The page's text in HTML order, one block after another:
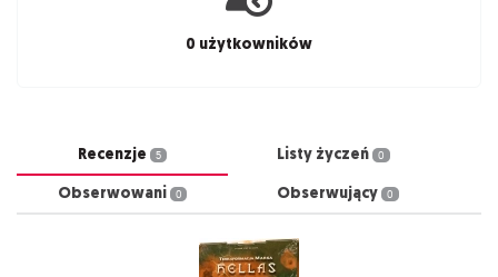
0 użytkowników
Recenzje 5 Listy życzeń 0
Obserwowani 0 Obserwujący 0